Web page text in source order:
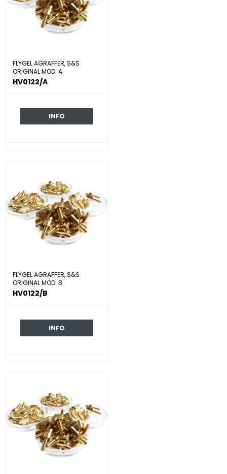
FLYGEL AGRAFFER, S&S
ORIGINAL MOD. A
HV0122/A
INFO
FLYGEL AGRAFFER, S&S
ORIGINAL MOD. B
HV0122/B
INFO